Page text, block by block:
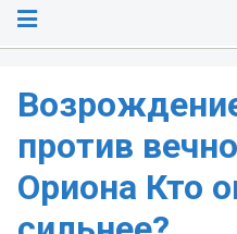
против
Ориона Кто